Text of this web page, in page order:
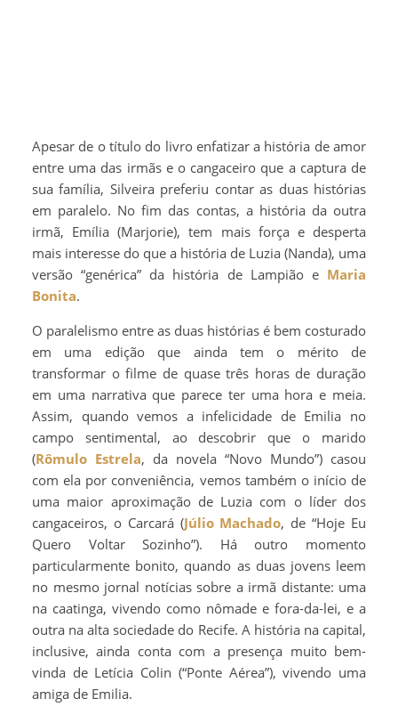
Apesar de o título do livro enfatizar a história de amor
entre uma das irmãs e o cangaceiro que a captura de
sua família, Silveira preferiu contar as duas histórias
em paralelo. No fim das contas, a história da outra
irmã, Emília (Marjorie), tem mais força e desperta
mais interesse do que a história de Luzia (Nanda), uma
versão “genérica” da história de Lampião e Maria
Bonita.
O paralelismo entre as duas histórias é bem costurado
em uma edição que ainda tem o mérito de
transformar o filme de quase três horas de duração
em uma narrativa que parece ter uma hora e meia.
Assim, quando vemos a infelicidade de Emilia no
campo sentimental, ao descobrir que o marido
(Rômulo Estrela, da novela “Novo Mundo”) casou
com ela por conveniência, vemos também o início de
uma maior aproximação de Luzia com o líder dos
cangaceiros, o Carcará (Júlio Machado, de “Hoje Eu
Quero Voltar Sozinho”). Há outro momento
particularmente bonito, quando as duas jovens leem
no mesmo jornal notícias sobre a irmã distante: uma
na caatinga, vivendo como nômade e fora-da-lei, e a
outra na alta sociedade do Recife. A história na capital,
inclusive, ainda conta com a presença muito bem-
vinda de Letícia Colin (“Ponte Aérea”), vivendo uma
amiga de Emilia.